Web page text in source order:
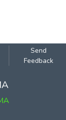
Send
Feedback